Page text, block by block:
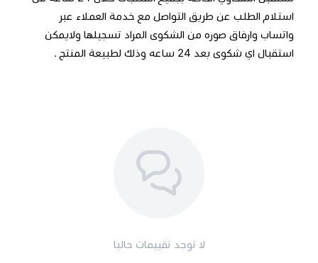
استلام الطلب عن طريق التواصل مع خدمة العملاء عبر
واتساب وارفاق صوره من الشكوى المراد تسجيلها ولايمكن
استقبال اي شكوى بعد 24 ساعه وذلك لطبيعة المنتج .
لا توجد تقييمات حاليا